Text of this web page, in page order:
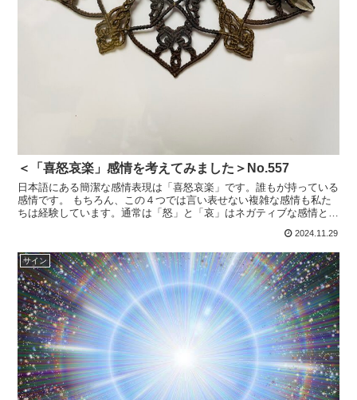
＜「喜怒哀楽」感情を考えてみました＞No.557
日本語にある簡潔な感情表現は「喜怒哀楽」です。誰もが持っている
感情です。 もちろん、この４つでは言い表せない複雑な感情も私た
ちは経験しています。通常は「怒」と「哀」はネガティブな感情と認
2024.11.29
サイン